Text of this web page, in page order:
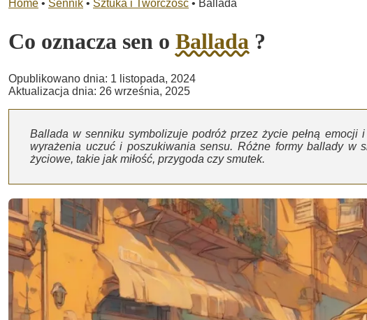
Home • Sennik • Sztuka i Twórczość • Ballada
Co oznacza sen o Ballada ?
Opublikowano dnia: 1 listopada, 2024
Aktualizacja dnia: 26 września, 2025
Ballada w senniku symbolizuje podróż przez życie pełną emocji
wyrażenia uczuć i poszukiwania sensu. Różne formy ballady w
życiowe, takie jak miłość, przygoda czy smutek.